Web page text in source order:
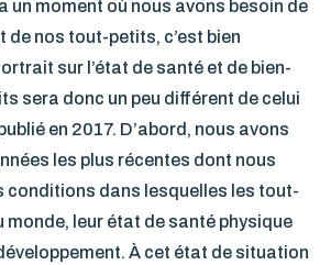
un moment où nous avons besoin de
de nos tout-petits, c’est bien
sur l’état de santé et de bien-
sera donc un peu différent de celui
en 2017. D’abord, nous avons
les plus récentes dont nous
conditions dans lesquelles les tout-
monde, leur état de santé physique
À cet état de situation